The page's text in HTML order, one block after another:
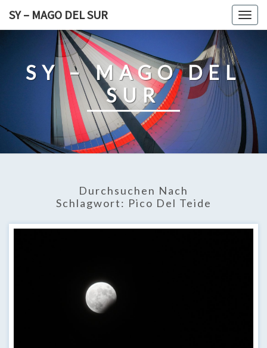
SY – MAGO DEL SUR
SY – MAGO DEL
SUR
Durchsuchen Nach
Schlagwort: Pico Del Teide